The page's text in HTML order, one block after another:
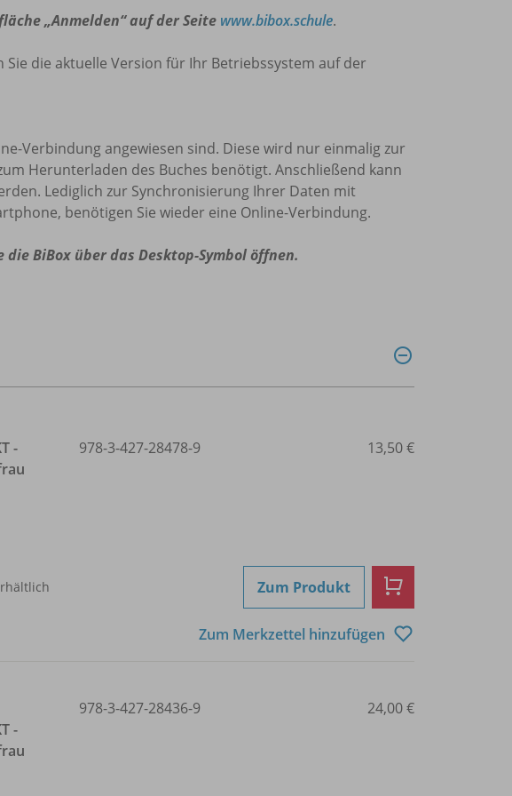
„Anmelden“ auf der Seite www.bibox.schule.
Sie die aktuelle Version für Ihr Betriebssystem auf der
Verbindung angewiesen sind. Diese wird nur einmalig zur
Herunterladen des Buches benötigt. Anschließend kann
Lediglich zur Synchronisierung Ihrer Daten mit
benötigen Sie wieder eine Online-Verbindung.
BiBox über das Desktop-Symbol öffnen.
-
978-3-427-28478-9 13,50 €
Zum Produkt
Zum Merkzettel hinzufügen
-
978-3-427-28436-9 24,00 €